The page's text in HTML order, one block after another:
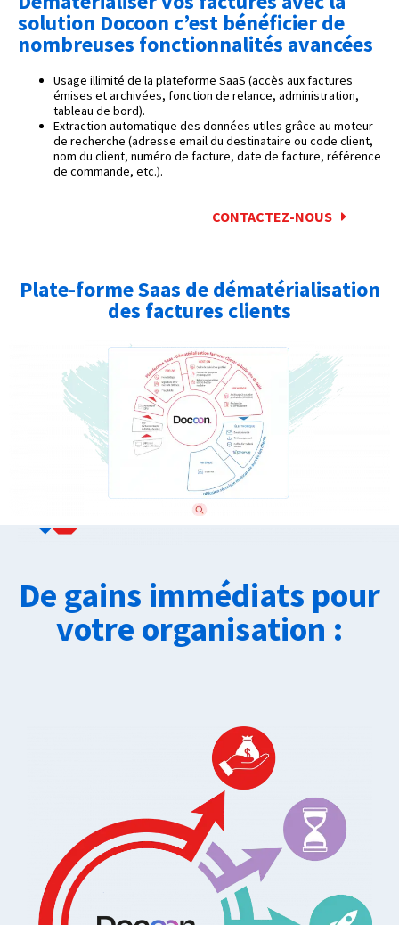
solution Docoon c’est bénéficier de
nombreuses fonctionnalités avancées
Usage illimité de la plateforme SaaS (accès aux factures
émises et archivées, fonction de relance, administration,
tableau de bord).
Extraction automatique des données utiles grâce au moteur
de recherche (adresse email du destinataire ou code client,
nom du client, numéro de facture, date de facture, référence
de commande, etc.).
CONTACTEZ-NOUS
Plate-forme Saas de dématérialisation
des factures clients
De gains immédiats pour
votre organisation :